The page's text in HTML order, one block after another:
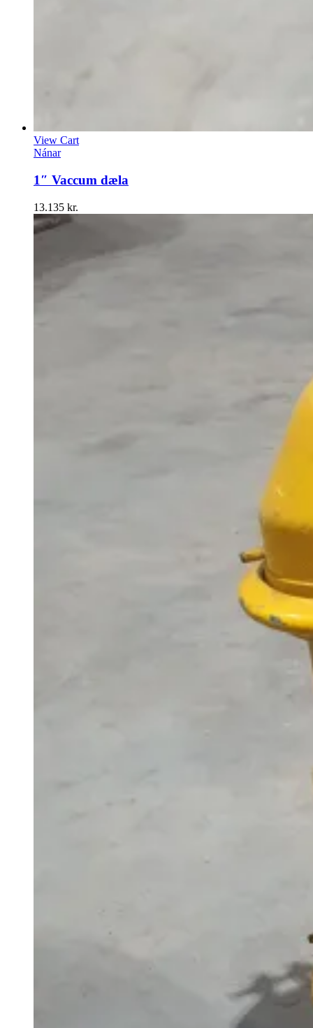
View Cart
Nánar
1″ Vaccum dæla
13.135 kr.